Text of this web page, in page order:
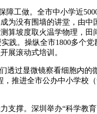
工做。全市中小学近
没有围墙的讲堂，由
坡度取火温学物理，
践。操纵全市1800多个
展滚动式培训。
过显微镜察看细胞内的
推进全市公办中小学校
。深圳举办“科学教育